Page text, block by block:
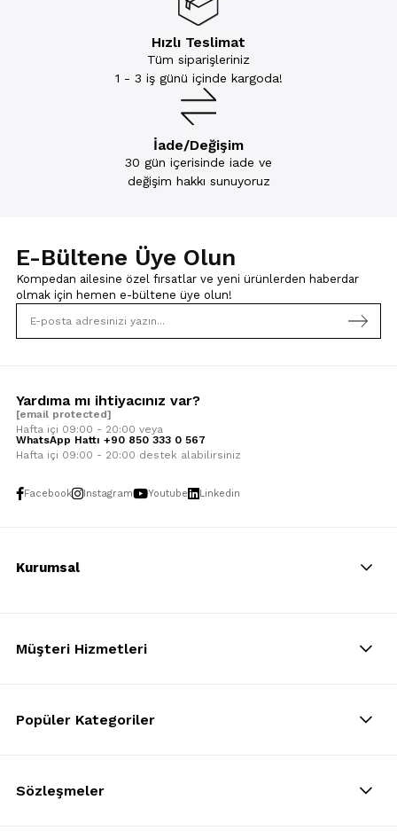
Hızlı Teslimat
Tüm siparişleriniz
1 - 3 iş günü içinde kargoda!
İade/Değişim
30 gün içerisinde iade ve
değişim hakkı sunuyoruz
E-Bültene Üye Olun
Kompedan ailesine özel fırsatlar ve yeni ürünlerden haberdar
olmak için hemen e-bültene üye olun!
Yardıma mı ihtiyacınız var?
[email protected]
Hafta içi 09:00 - 20:00 veya
WhatsApp Hattı +90 850 333 0 567
Hafta içi 09:00 - 20:00 destek alabilirsiniz
Facebook Instagram Youtube Linkedin
Kurumsal
Müşteri Hizmetleri
Popüler Kategoriler
Sözleşmeler